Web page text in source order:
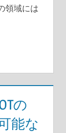
領域には
の
能な